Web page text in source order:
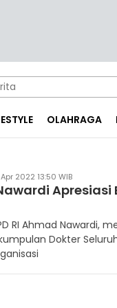
OLAHRAGA
2022 13:50 WIB
Apresiasi
RI Ahmad Nawardi,
Dokter